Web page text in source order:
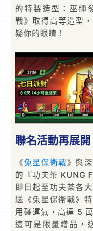
的特製造型：巫師
戰》取得高等造型
疑你的眼睛！
聯名活動再展
《兔星保衛戰》與
的『功夫茶 KUNG
即日起至功夫茶各
送《兔星保衛戰》
用碰運氣，高達 5
這可是限量贈品，